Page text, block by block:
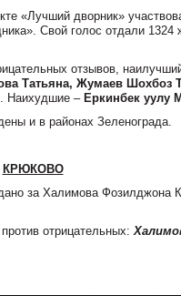
«Лучший дворник»
Свой голос отдали 1324
отзывов,
Татьяна, Жумаев Шохбоз
. Наихудшие – Еркинбек уулу
и в районах Зеленограда.
КРЮКОВО
за Халимова Фозилджона
отрицательных: